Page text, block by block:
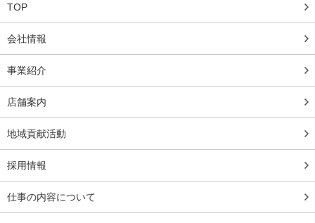
TOP
会社情報
事業紹介
店舗案内
地域貢献活動
採用情報
仕事の内容について